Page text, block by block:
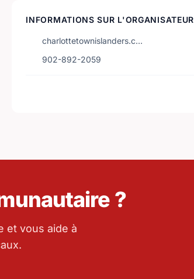
INFORMATIONS SUR L'ORGANISATEUR
charlottetownislanders.c…
902-892-2059
?
et vous aide à